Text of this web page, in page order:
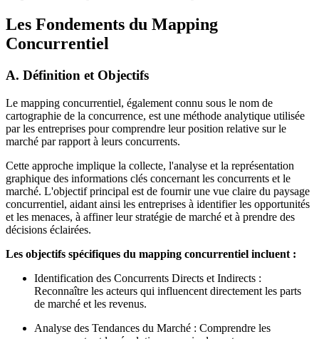
Les Fondements du Mapping
Concurrentiel
A. Définition et Objectifs
Le mapping concurrentiel, également connu sous le nom de
cartographie de la concurrence, est une méthode analytique utilisée
par les entreprises pour comprendre leur position relative sur le
marché par rapport à leurs concurrents.
Cette approche implique la collecte, l'analyse et la représentation
graphique des informations clés concernant les concurrents et le
marché. L'objectif principal est de fournir une vue claire du paysage
concurrentiel, aidant ainsi les entreprises à identifier les opportunités
et les menaces, à affiner leur stratégie de marché et à prendre des
décisions éclairées.
Les objectifs spécifiques du mapping concurrentiel incluent :
Identification des Concurrents Directs et Indirects :
Reconnaître les acteurs qui influencent directement les parts
de marché et les revenus.
Analyse des Tendances du Marché : Comprendre les